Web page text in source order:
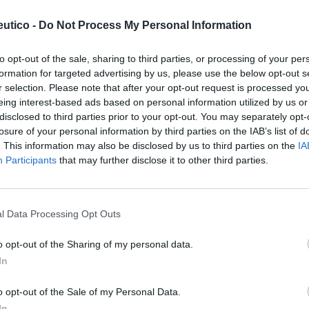
- Do Not Process My Personal Information
opt-out of the sale, sharing to third parties, or processing of your
for targeted advertising by us, please use the below opt-out
selection. Please note that after your opt-out request is processed
interest-based ads based on personal information utilized by us
to third parties prior to your opt-out. You may separately
of your personal information by third parties on the IAB’s list of
This information may also be disclosed by us to third parties on the
Participants that may further disclose it to other third parties.
Data Processing Opt Outs
opt-out of the Sharing of my personal data.
opt-out of the Sale of my Personal Data.
contemplados en el acuerdo profesional
atención farmacéutica del Consejo
visión sobre el rol del farmacéutico
moderno. Hay un camino que recorrer y
que se viene acumulando estos años
trabajar en la extensión de estas
a la totalidad de las farmacias. Este es
profundidad, pues lo necesita el sistema de
del medicamento son algunas de las
resaltó Carmen Peña, para quien «la red
sistema de salud en un lugar idóneo para
la efectividad del medicamento». Tanto
de Sanidad y Asuntos Sociales se
programas que aborden de un